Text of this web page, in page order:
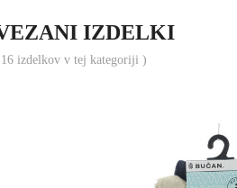
IZDELKI
izdelkov v tej kategoriji )